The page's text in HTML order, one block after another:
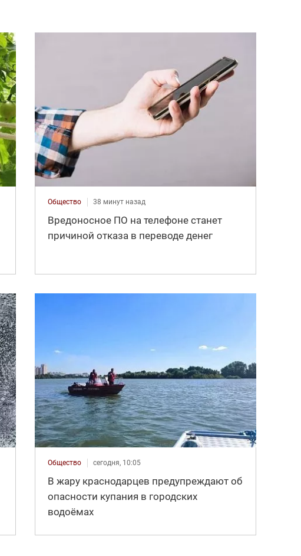
Общество 38 минут назад
Вредоносное ПО на телефоне станет
причиной отказа в переводе денег
Общество сегодня, 10:05
В жару краснодарцев предупреждают об
опасности купания в городских
водоёмах